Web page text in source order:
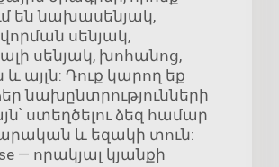
են նախասենյակ,
սենյակ,
սենյակ, խոհանոց,
այլն: Դուք կարող եք
նախընտրությունների
ստեղծելու ձեզ համար
և եզակի տուն:
— որակյալ կյանքի